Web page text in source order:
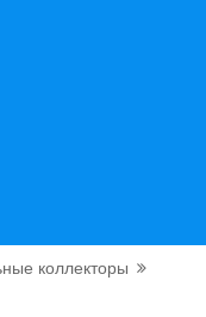
коллекторы